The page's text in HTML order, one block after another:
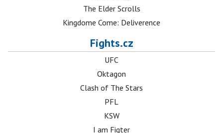
The Elder Scrolls
Kingdome Come: Deliverence
Fights.cz
UFC
Oktagon
Clash of The Stars
PFL
KSW
I am Figter